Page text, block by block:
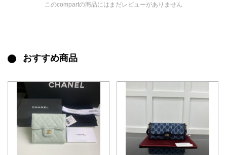
このcompartの商品にはまだレビューがありません
おすすめ商品